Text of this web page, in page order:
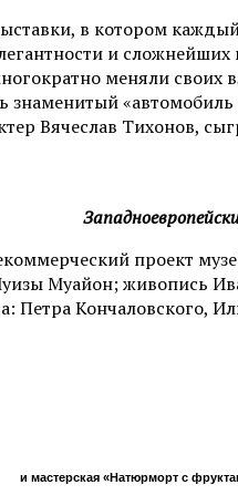
в котором
и
меняли своих
знаменитый
Вячеслав Тихонов,
проект
Муайон; живопись
Петра Кончаловского,
и мастерская «Натюрморт с